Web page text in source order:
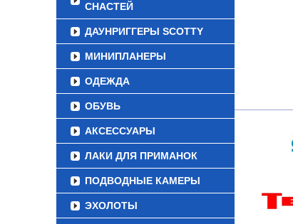
СНАСТЕЙ
ДАУНРИГГЕРЫ SCOTTY
МИНИПЛАНЕРЫ
ОДЕЖДА
ОБУВЬ
АКСЕССУАРЫ
ЛАКИ ДЛЯ ПРИМАНОК
ПОДВОДНЫЕ КАМЕРЫ
ЭХОЛОТЫ